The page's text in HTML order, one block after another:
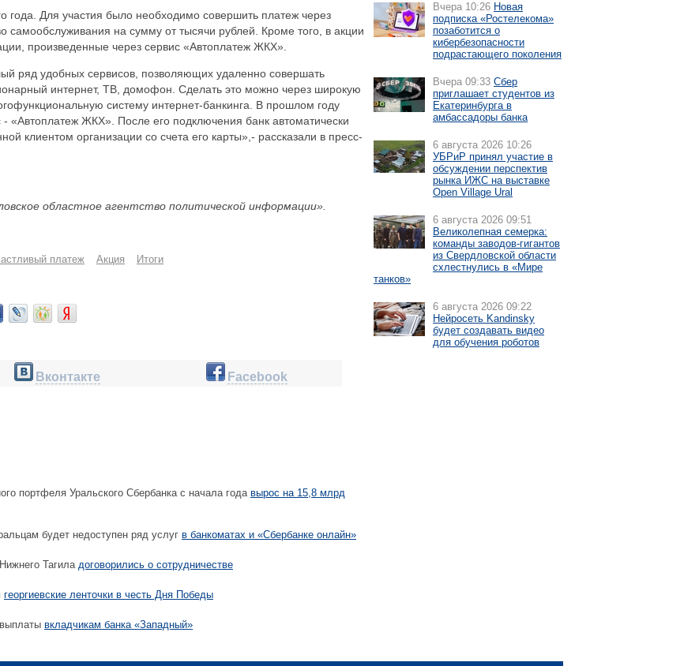
года. Для участия было необходимо совершить платеж через
самообслуживания на сумму от тысячи рублей. Кроме того, в акции
произведенные через сервис «Автоплатеж ЖКХ».
ряд удобных сервисов, позволяющих удаленно совершать
интернет, ТВ, домофон. Сделать это можно через широкую
систему интернет-банкинга. В прошлом году
«Автоплатеж ЖКХ». После его подключения банк автоматически
клиентом организации со счета его карты»,- рассказали в пресс-
областное агентство политической информации».
платеж Акция Итоги
Вконтакте Facebook
портфеля Уральского Сбербанка с начала года вырос на 15,8 млрд
будет недоступен ряд услуг в банкоматах и «Сбербанке онлайн»
Тагиладоговорились о сотрудничестве
георгиевские ленточки в честь Дня Победы
вкладчикам банка «Западный»
Вчера 10:26 Новая
подписка «Ростелекома»
позаботится о
кибербезопасности
подрастающего поколения
Вчера 09:33 Сбер
приглашает студентов из
Екатеринбурга в
амбассадоры банка
6 августа 2026 10:26
УБРиР принял участие в
обсуждении перспектив
рынка ИЖС на выставке
Open Village Ural
6 августа 2026 09:51
Великолепная семерка:
команды заводов-гигантов
из Свердловской области
схлестнулись в «Мире
танков»
6 августа 2026 09:22
Нейросеть Kandinsky
будет создавать видео
для обучения роботов